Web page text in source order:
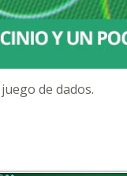
de dados.